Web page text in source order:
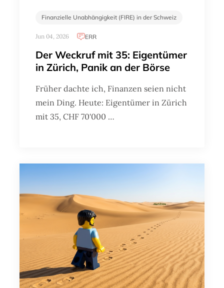
Finanzielle Unabhängigkeit (FIRE) in der Schweiz
Jun 04, 2026 ERR
Der Weckruf mit 35: Eigentümer
in Zürich, Panik an der Börse
Früher dachte ich, Finanzen seien nicht
mein Ding. Heute: Eigentümer in Zürich
mit 35, CHF 70'000 …